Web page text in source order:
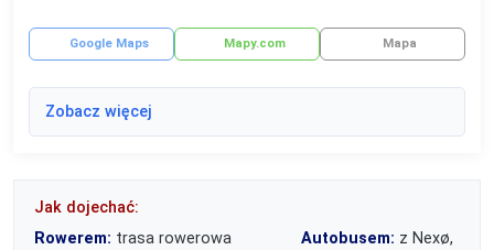
Google Maps Mapy.com Mapa
Zobacz więcej
Jak dojechać:
Rowerem: trasa rowerowa
Autobusem: z Nexø,